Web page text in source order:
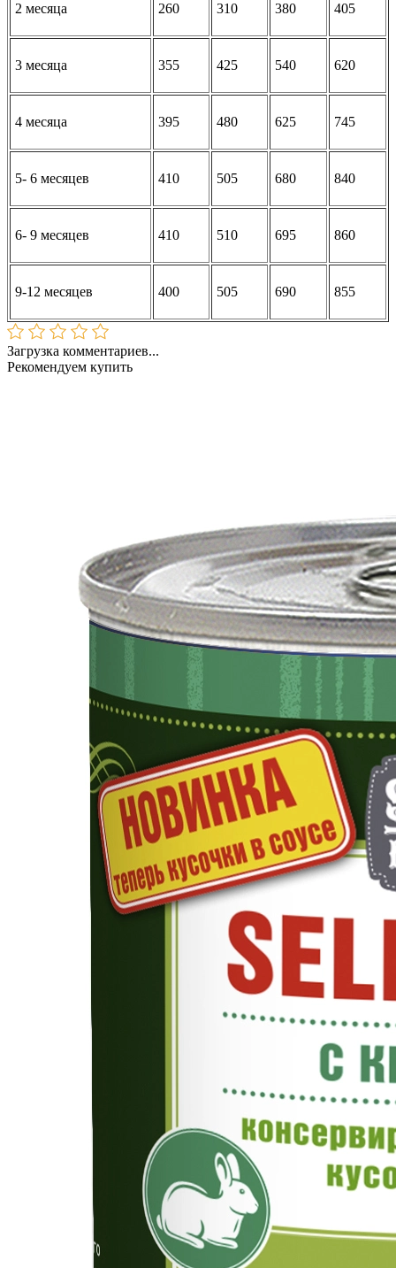
2 месяца 260 310 380 405
3 месяца 355 425 540 620
4 месяца 395 480 625 745
5- 6 месяцев 410 505 680 840
6- 9 месяцев 410 510 695 860
9-12 месяцев 400 505 690 855
Загрузка комментариев...
Рекомендуем купить